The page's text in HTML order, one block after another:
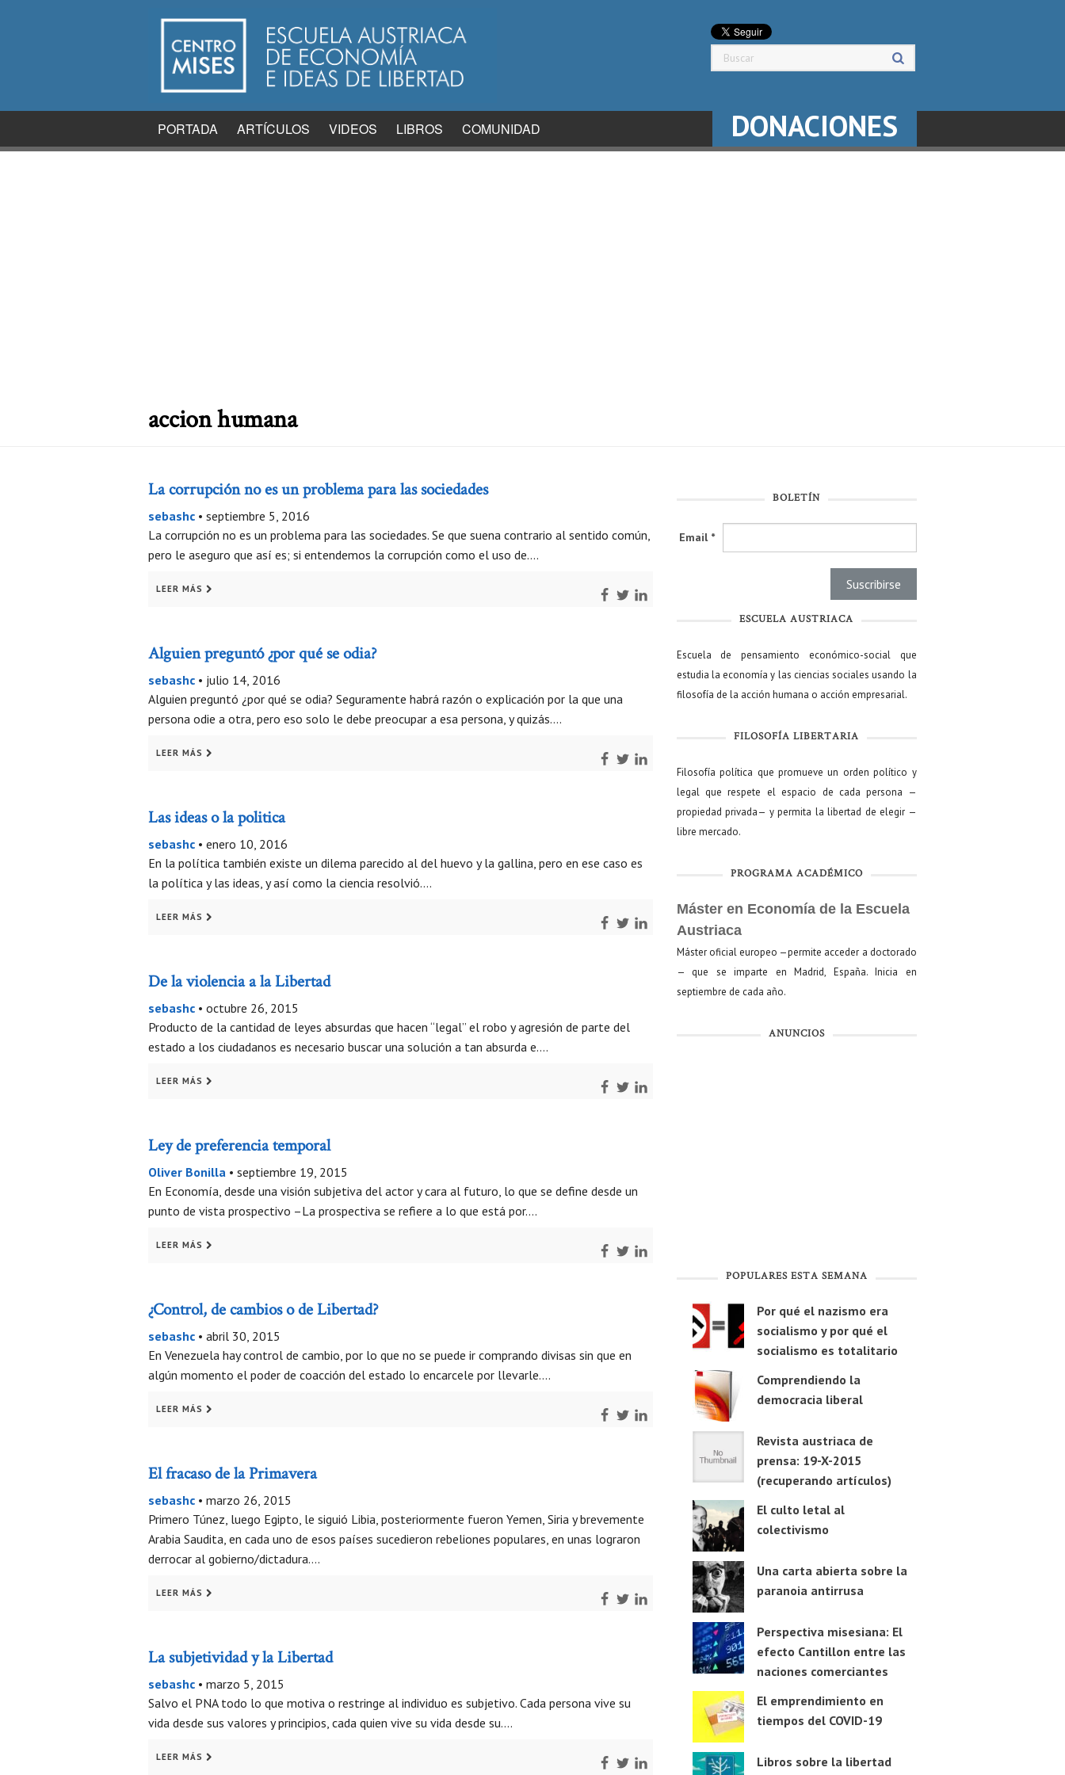
PORTADA ARTÍCULOS VIDEOS LIBROS COMUNIDAD DONACIONES
accion humana
La corrupción no es un problema para las sociedades
sebashc • septiembre 5, 2016
La corrupción no es un problema para las sociedades. Se que suena contrario al sentido común,
pero le aseguro que así es; si entendemos la corrupción como el uso de….
LEER MÁS
Alguien preguntó ¿por qué se odia?
sebashc • julio 14, 2016
Alguien preguntó ¿por qué se odia? Seguramente habrá razón o explicación por la que una
persona odie a otra, pero eso solo le debe preocupar a esa persona, y quizás….
LEER MÁS
Las ideas o la politica
sebashc • enero 10, 2016
En la política también existe un dilema parecido al del huevo y la gallina, pero en ese caso es
la política y las ideas, y así como la ciencia resolvió….
LEER MÁS
De la violencia a la Libertad
sebashc • octubre 26, 2015
Producto de la cantidad de leyes absurdas que hacen “legal” el robo y agresión de parte del
estado a los ciudadanos es necesario buscar una solución a tan absurda e….
LEER MÁS
Ley de preferencia temporal
Oliver Bonilla • septiembre 19, 2015
En Economía, desde una visión subjetiva del actor y cara al futuro, lo que se define desde un
punto de vista prospectivo –La prospectiva se refiere a lo que está por….
LEER MÁS
¿Control, de cambios o de Libertad?
sebashc • abril 30, 2015
En Venezuela hay control de cambio, por lo que no se puede ir comprando divisas sin que en
algún momento el poder de coacción del estado lo encarcele por llevarle….
LEER MÁS
El fracaso de la Primavera
sebashc • marzo 26, 2015
Primero Túnez, luego Egipto, le siguió Libia, posteriormente fueron Yemen, Siria y brevemente
Arabia Saudita, en cada uno de esos países sucedieron rebeliones populares, en unas lograron
derrocar al gobierno/dictadura….
LEER MÁS
La subjetividad y la Libertad
sebashc • marzo 5, 2015
Salvo el PNA todo lo que motiva o restringe al individuo es subjetivo. Cada persona vive su
vida desde sus valores y principios, cada quien vive su vida desde su….
LEER MÁS
BOLETÍN
Email *
ESCUELA AUSTRIACA
Escuela de pensamiento económico-social que
estudia la economía y las ciencias sociales usando la
filosofía de la acción humana o acción empresarial.
FILOSOFÍA LIBERTARIA
Filosofía política que promueve un orden político y
legal que respete el espacio de cada persona —
propiedad privada— y permita la libertad de elegir —
libre mercado.
PROGRAMA ACADÉMICO
Máster en Economía de la Escuela
Austriaca
Máster oficial europeo —permite acceder a doctorado
— que se imparte en Madrid, España. Inicia en
septiembre de cada año.
ANUNCIOS
POPULARES ESTA SEMANA
Por qué el nazismo era
socialismo y por qué el
socialismo es totalitario
Comprendiendo la
democracia liberal
Revista austriaca de
prensa: 19-X-2015
(recuperando artículos)
El culto letal al
colectivismo
Una carta abierta sobre la
paranoia antirrusa
Perspectiva misesiana: El
efecto Cantillon entre las
naciones comerciantes
El emprendimiento en
tiempos del COVID-19
Libros sobre la libertad